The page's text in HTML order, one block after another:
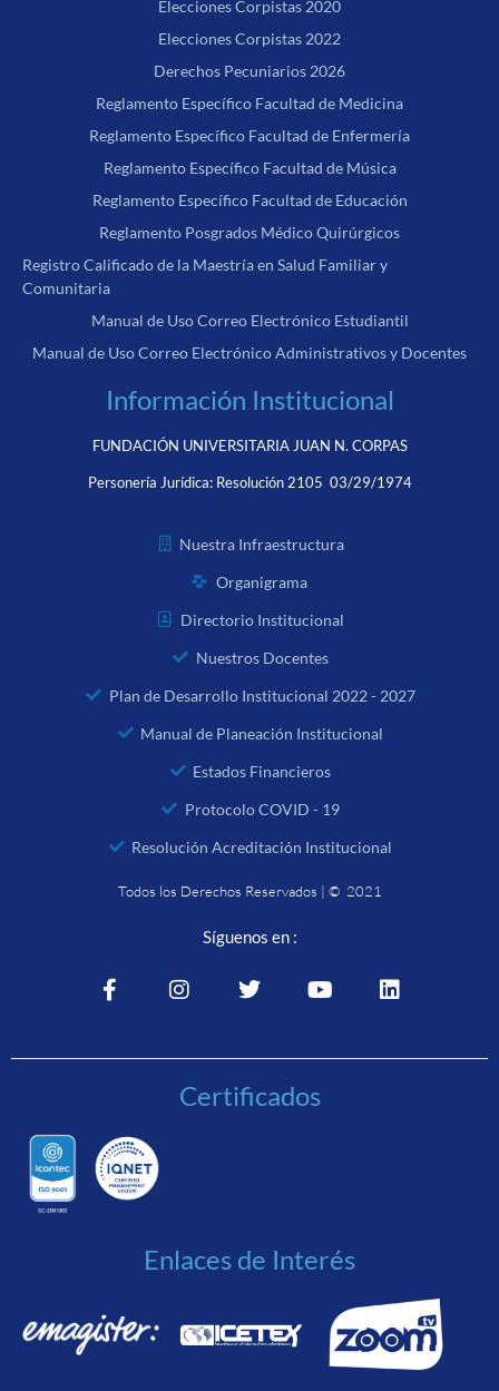
Elecciones Corpistas 2020
Elecciones Corpistas 2022
Derechos Pecuniarios 2026
Reglamento Específico Facultad de Medicina
Reglamento Específico Facultad de Enfermería
Reglamento Específico Facultad de Música
Reglamento Específico Facultad de Educación
Reglamento Posgrados Médico Quirúrgicos
Registro Calificado de la Maestría en Salud Familiar y
Comunitaria
Manual de Uso Correo Electrónico Estudiantil
Manual de Uso Correo Electrónico Administrativos y Docentes
Información Institucional
FUNDACIÓN UNIVERSITARIA JUAN N. CORPAS
Personería Jurídica: Resolución 2105 03/29/1974
Nuestra Infraestructura
Organigrama
Directorio Institucional
Nuestros Docentes
Plan de Desarrollo Institucional 2022 - 2027
Manual de Planeación Institucional
Estados Financieros
Protocolo COVID - 19
Resolución Acreditación Institucional
Todos los Derechos Reservados | © 2021
Síguenos en :
Certificados
Enlaces de Interés